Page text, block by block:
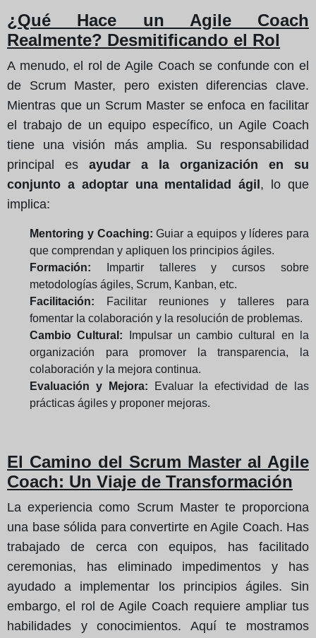
¿Qué Hace un Agile Coach
Realmente? Desmitificando el Rol
A menudo, el rol de Agile Coach se confunde con el
de Scrum Master, pero existen diferencias clave.
Mientras que un Scrum Master se enfoca en facilitar
el trabajo de un equipo específico, un Agile Coach
tiene una visión más amplia. Su responsabilidad
principal es ayudar a la organización en su
conjunto a adoptar una mentalidad ágil, lo que
implica:
Mentoring y Coaching: Guiar a equipos y líderes para
que comprendan y apliquen los principios ágiles.
Formación: Impartir talleres y cursos sobre
metodologías ágiles, Scrum, Kanban, etc.
Facilitación: Facilitar reuniones y talleres para
fomentar la colaboración y la resolución de problemas.
Cambio Cultural: Impulsar un cambio cultural en la
organización para promover la transparencia, la
colaboración y la mejora continua.
Evaluación y Mejora: Evaluar la efectividad de las
prácticas ágiles y proponer mejoras.
El Camino del Scrum Master al Agile
Coach: Un Viaje de Transformación
La experiencia como Scrum Master te proporciona
una base sólida para convertirte en Agile Coach. Has
trabajado de cerca con equipos, has facilitado
ceremonias, has eliminado impedimentos y has
ayudado a implementar los principios ágiles. Sin
embargo, el rol de Agile Coach requiere ampliar tus
habilidades y conocimientos. Aquí te mostramos